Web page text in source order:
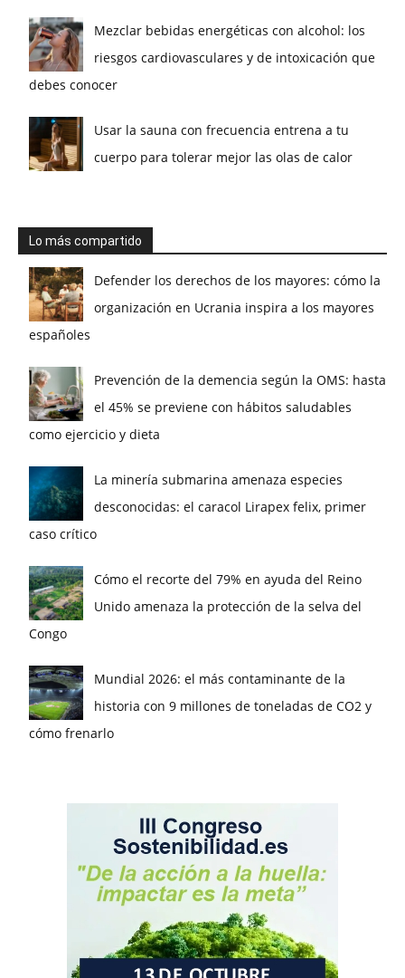
Mezclar bebidas energéticas con alcohol: los
riesgos cardiovasculares y de intoxicación que
debes conocer
Usar la sauna con frecuencia entrena a tu
cuerpo para tolerar mejor las olas de calor
Lo más compartido
Defender los derechos de los mayores: cómo la
organización en Ucrania inspira a los mayores
españoles
Prevención de la demencia según la OMS: hasta
el 45% se previene con hábitos saludables
como ejercicio y dieta
La minería submarina amenaza especies
desconocidas: el caracol Lirapex felix, primer
caso crítico
Cómo el recorte del 79% en ayuda del Reino
Unido amenaza la protección de la selva del
Congo
Mundial 2026: el más contaminante de la
historia con 9 millones de toneladas de CO2 y
cómo frenarlo